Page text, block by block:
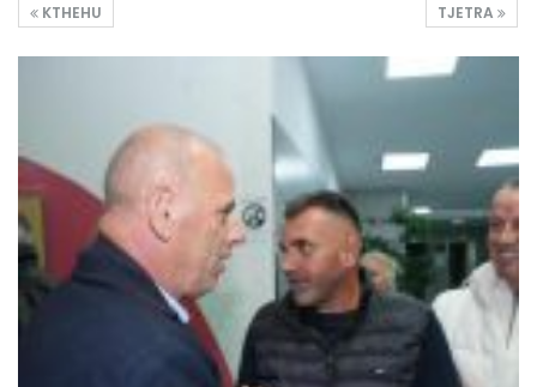
TJETRA
KTHEHU